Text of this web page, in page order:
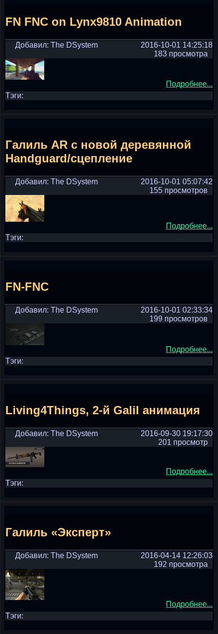
FN FNC on Lynx9810 Animation
Добавил: The DSystem
2016-10-01 14:25:18
183 просмотра
Подробнее...
Тэги:
Галиль AR с новой деревянной
Handguard/сцепление
Добавил: The DSystem
2016-10-01 05:07:42
155 просмотров
Подробнее...
Тэги:
FN-FNC
Добавил: The DSystem
2016-10-01 02:33:34
199 просмотров
Подробнее...
Тэги:
Living4Things, 2-й Galil анимация
Добавил: The DSystem
2016-09-30 19:17:30
201 просмотр
Подробнее...
Тэги:
Галиль «Эксперт»
Добавил: The DSystem
2016-04-14 12:26:03
192 просмотра
Подробнее...
Тэги: